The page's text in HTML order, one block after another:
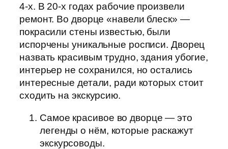
4-х. В 20-х годах рабочие произвели
ремонт. Во дворце «навели блеск» —
покрасили стены известью, были
испорчены уникальные росписи. Дворец
назвать красивым трудно, здания убогие,
интерьер не сохранился, но остались
интересные детали, ради которых стоит
сходить на экскурсию.
Самое красивое во дворце — это
легенды о нём, которые раскажут
экскурсоводы.